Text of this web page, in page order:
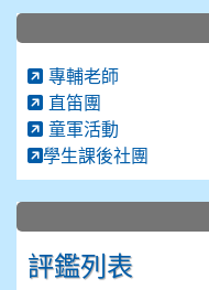
專輔老師
直笛團
童軍活動
學生課後社團
評鑑列表